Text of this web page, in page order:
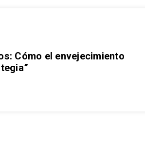
Cómo el envejecimiento